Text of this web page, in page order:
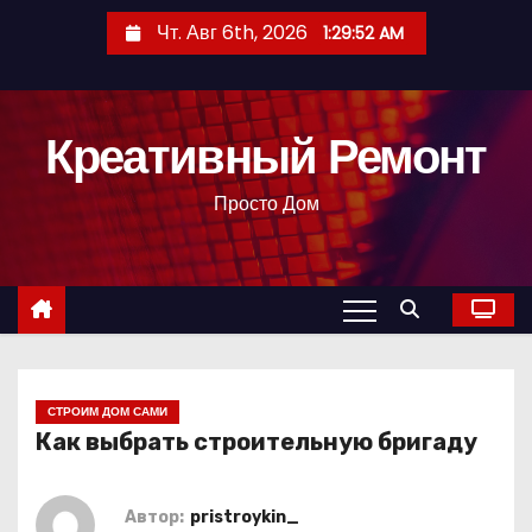
с
Чт. Авг 6th, 2026 1:29:53 AM
Креативный Ремонт
Просто Дом
СТРОИМ ДОМ САМИ
Как выбрать строительную бригаду
Автор: pristroykin_